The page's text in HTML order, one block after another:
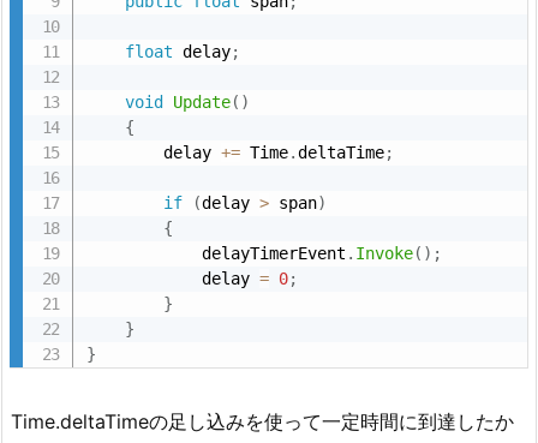
ク
リ
プ
ト
の
ア
タ
ッ
チ
4.
お
ま
float delay;
void Update( )
{
        delay
+= Time.deltaTime;
if (delay > span)
{
            delayTimerEvent
. Invoke( ) ;
            delay
= 0;
}
}
}
Time.deltaTimeの足し込みを使って一定時間に到達したか